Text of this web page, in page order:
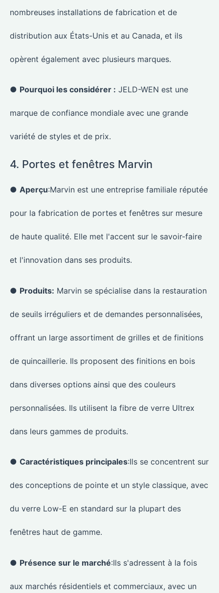
nombreuses installations de fabrication et de
distribution aux États-Unis et au Canada, et ils
opèrent également avec plusieurs marques.
● Pourquoi les considérer : JELD-WEN est une
marque de confiance mondiale avec une grande
variété de styles et de prix.
4. Portes et fenêtres Marvin
● Aperçu:Marvin est une entreprise familiale réputée
pour la fabrication de portes et fenêtres sur mesure
de haute qualité. Elle met l'accent sur le savoir-faire
et l'innovation dans ses produits.
● Produits: Marvin se spécialise dans la restauration
de seuils irréguliers et de demandes personnalisées,
offrant un large assortiment de grilles et de finitions
de quincaillerie. Ils proposent des finitions en bois
dans diverses options ainsi que des couleurs
personnalisées. Ils utilisent la fibre de verre Ultrex
dans leurs gammes de produits.
● Caractéristiques principales:Ils se concentrent sur
des conceptions de pointe et un style classique, avec
du verre Low-E en standard sur la plupart des
fenêtres haut de gamme.
● Présence sur le marché:Ils s'adressent à la fois
aux marchés résidentiels et commerciaux, avec un